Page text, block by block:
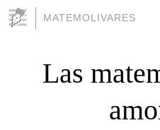
MATEMOLIVARES
Las